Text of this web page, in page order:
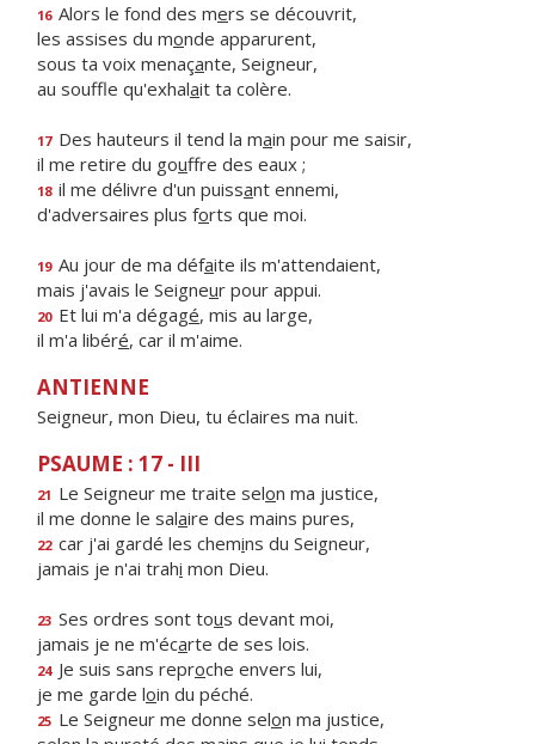
16 Alors le fond des mers se découvrit,
les assises du monde apparurent,
sous ta voix menaçante, Seigneur,
au souffle qu'exhalait ta colère.
17 Des hauteurs il tend la main pour me saisir,
il me retire du gouffre des eaux ;
18 il me délivre d'un puissant ennemi,
d'adversaires plus forts que moi.
19 Au jour de ma défaite ils m'attendaient,
mais j'avais le Seigneur pour appui.
20 Et lui m'a dégagé, mis au large,
il m'a libéré, car il m'aime.
ANTIENNE
Seigneur, mon Dieu, tu éclaires ma nuit.
PSAUME : 17 - III
21 Le Seigneur me traite selon ma justice,
il me donne le salaire des mains pures,
22 car j'ai gardé les chemins du Seigneur,
jamais je n'ai trahi mon Dieu.
23 Ses ordres sont tous devant moi,
jamais je ne m'écarte de ses lois.
24 Je suis sans reproche envers lui,
je me garde loin du péché.
25 Le Seigneur me donne selon ma justice,